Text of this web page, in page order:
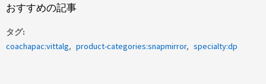
おすすめの記事
タグ
coachapac:vittalg
product-categories:snapmirror specialty:dp